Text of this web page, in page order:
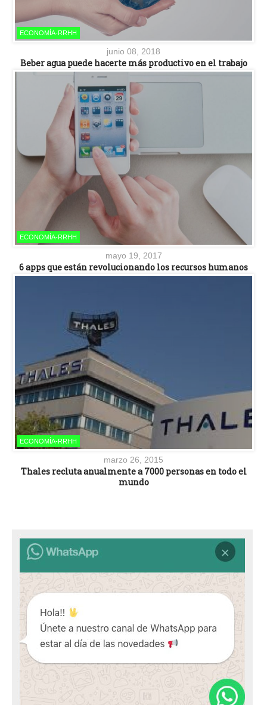
ECONOMÍA-RRHH
junio 08, 2018
Beber agua puede hacerte más productivo en el trabajo
ECONOMÍA-RRHH
mayo 19, 2017
6 apps que están revolucionando los recursos humanos
ECONOMÍA-RRHH
marzo 26, 2015
Thales recluta anualmente a 7000 personas en todo el
mundo